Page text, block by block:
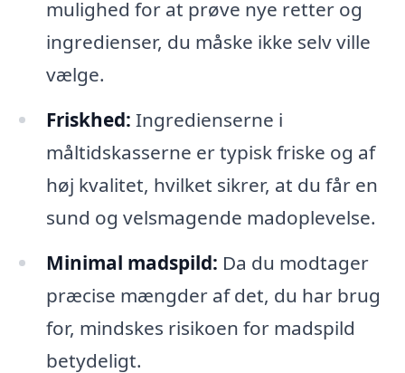
mulighed for at prøve nye retter og
ingredienser, du måske ikke selv ville
vælge.
Friskhed: Ingredienserne i
måltidskasserne er typisk friske og af
høj kvalitet, hvilket sikrer, at du får en
sund og velsmagende madoplevelse.
Minimal madspild: Da du modtager
præcise mængder af det, du har brug
for, mindskes risikoen for madspild
betydeligt.